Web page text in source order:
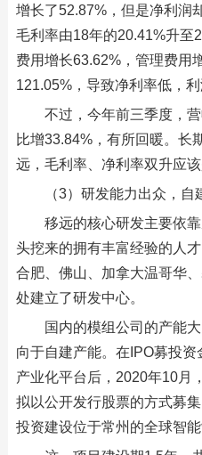
增长了52.87%，但是净利润
毛利率由18年的20.41%升至
费用增长63.62%，管理费用
121.05%，导致净利率低，利
不过，今年前三季度，
比增33.84%，有所回暖。长
远，毛利率、净利率双升应
（3）研发能力出众，
移远的核心研发主要依
头挖来的拥有丰富经验的人
合肥、佛山、加拿大温哥华
处建立了研发中心。
国内的模组公司的产能
向于自建产能。在IPO募投
产业化平台后，2020年10月
拟以公开发行股票的方式募
投资建设位于常州的全球智能